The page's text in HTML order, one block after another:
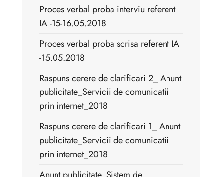
Proces verbal proba interviu referent
IA -15-16.05.2018
Proces verbal proba scrisa referent IA
-15.05.2018
Raspuns cerere de clarificari 2_ Anunt
publicitate_Servicii de comunicatii
prin internet_2018
Raspuns cerere de clarificari 1_ Anunt
publicitate_Servicii de comunicatii
prin internet_2018